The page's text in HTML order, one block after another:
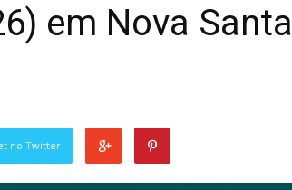
em Nova Santa
no Twitter